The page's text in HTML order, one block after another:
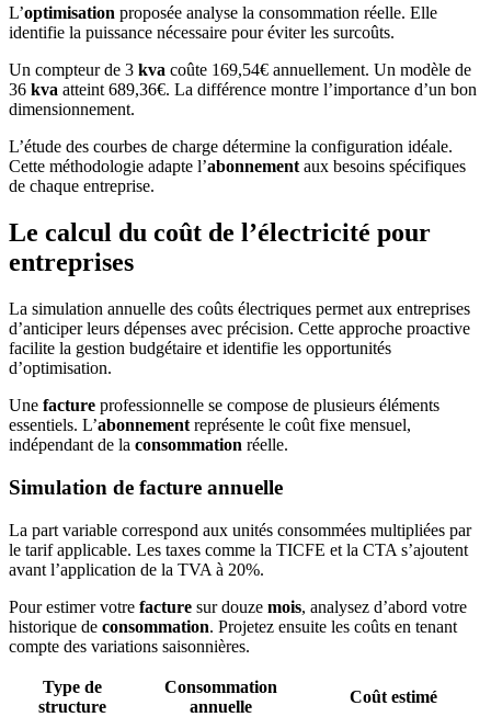
L’optimisation proposée analyse la consommation réelle. Elle
identifie la puissance nécessaire pour éviter les surcoûts.
Un compteur de 3 kva coûte 169,54€ annuellement. Un modèle de
36 kva atteint 689,36€. La différence montre l’importance d’un bon
dimensionnement.
L’étude des courbes de charge détermine la configuration idéale.
Cette méthodologie adapte l’abonnement aux besoins spécifiques
de chaque entreprise.
Le calcul du coût de l’électricité pour
entreprises
La simulation annuelle des coûts électriques permet aux entreprises
d’anticiper leurs dépenses avec précision. Cette approche proactive
facilite la gestion budgétaire et identifie les opportunités
d’optimisation.
Une facture professionnelle se compose de plusieurs éléments
essentiels. L’abonnement représente le coût fixe mensuel,
indépendant de la consommation réelle.
Simulation de facture annuelle
La part variable correspond aux unités consommées multipliées par
le tarif applicable. Les taxes comme la TICFE et la CTA s’ajoutent
avant l’application de la TVA à 20%.
Pour estimer votre facture sur douze mois, analysez d’abord votre
historique de consommation. Projetez ensuite les coûts en tenant
compte des variations saisonnières.
Type de
structure
Consommation
annuelle
Coût estimé